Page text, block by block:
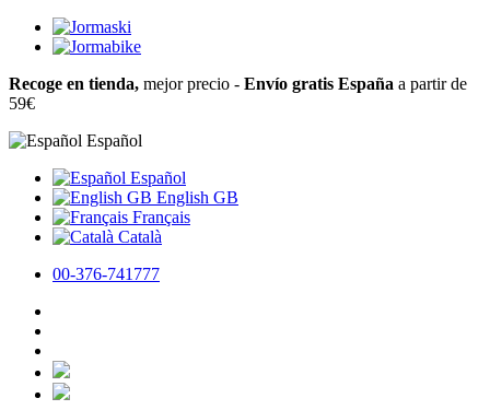
Recoge en tienda, mejor precio - Envío gratis España a partir de
59€
Español
Español
English GB
Français
Català
00-376-741777